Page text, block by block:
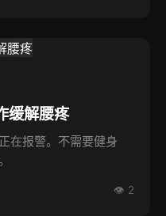
缓解腰疼
在报警。不需要健身
👁 2